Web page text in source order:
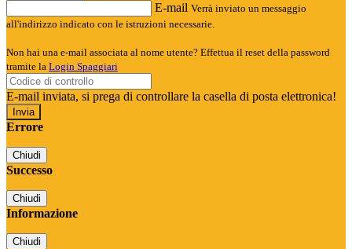
E-mail Verrà inviato un messaggio
all'indirizzo indicato con le istruzioni necessarie.
Non hai una e-mail associata al nome utente? Effettua il reset della password
tramite la Login Spaggiari
E-mail inviata, si prega di controllare la casella di posta elettronica!
Errore
Chiudi
Successo
Chiudi
Informazione
Chiudi